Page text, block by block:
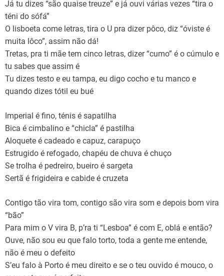
Já tu dizes “são quaise treuze” e já ouvi várias vezes “tira o
téni do sófá”
O lisboeta come letras, tira o U pra dizer pôco, diz “óviste é
muita lôco”, assim não dá!
Tretas, pra ti mãe tem cinco letras, dizer “cumo” é o cúmulo e
tu sabes que assim é
Tu dizes testo e eu tampa, eu digo cocho e tu manco e
quando dizes tótil eu bué
Imperial é fino, ténis é sapatilha
Bica é cimbalino e “chicla” é pastilha
Aloquete é cadeado e capuz, carapuço
Estrugido é refogado, chapéu de chuva é chuço
Se trolha é pedreiro, bueiro é sargeta
Sertã é frigideira e cabide é cruzeta
Contigo tão vira tom, contigo são vira som e depois bom vira
“bão”
Para mim o V vira B, p’ra ti “Lesboa” é com E, oblá e então?
Ouve, não sou eu que falo torto, toda a gente me entende,
não é meu o defeito
S’eu falo à Porto é meu direito e se o teu ouvido é mouco, o